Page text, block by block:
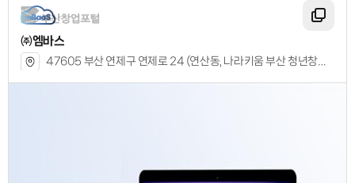
㈜엠바스
47605 부산 연제구 연제로 24 (연산동, 나라키움 부산 청년창업허브) 204호